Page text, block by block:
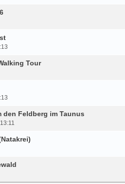
Tour
den Feldberg im Taunus